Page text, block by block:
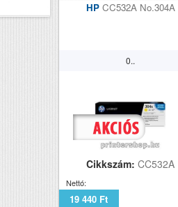
HP CC532A No.304A
0..
Cikkszám:CC532A
Nettó:
19 440 Ft